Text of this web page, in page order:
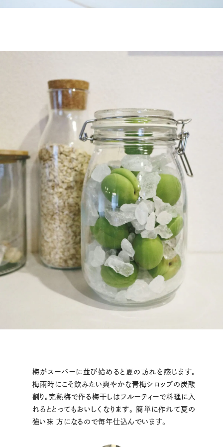
梅がスーパーに並び始めると夏の訪れを感じます。
梅雨時にこそ飲みたい爽やかな青梅シロップの炭酸
割り。完熟梅で作る梅干しはフルーティーで料理に入
れるととってもおいしくなります。 簡単に作れて夏の
強い味 方になるので毎年仕込んでいます。